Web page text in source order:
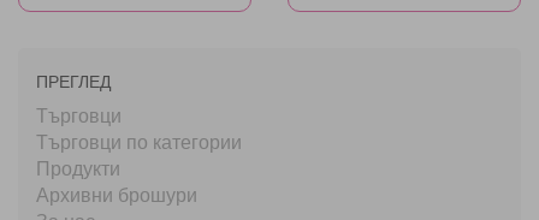
ПРЕГЛЕД
Търговци
Търговци по категории
Продукти
Архивни брошури